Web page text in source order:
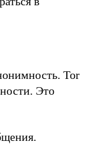
Tor
Это